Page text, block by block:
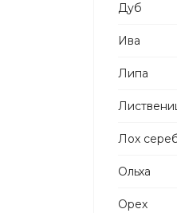
Дуб
Ива
Липа
Лох
Ольха
Орех